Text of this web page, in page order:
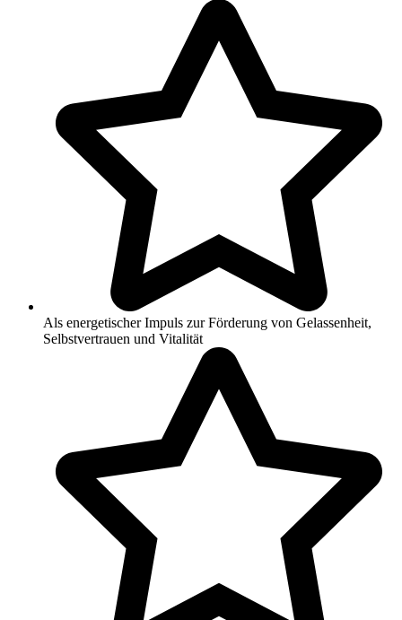
Als energetischer Impuls zur Förderung von Gelassenheit,
Selbstvertrauen und Vitalität